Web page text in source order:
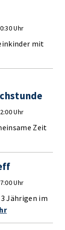
Uhr
mit
Uhr
Zeit
Uhr
Jährigen im